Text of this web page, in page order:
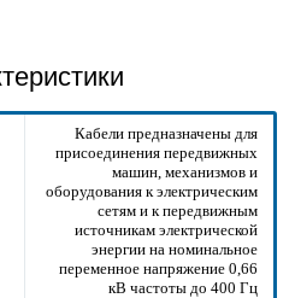
Кабели предназначены для
присоединения передвижных
машин, механизмов и
оборудования к электрическим
сетям и к передвижным
источникам электрической
энергии на номинальное
переменное напряжение 0,66
кВ частоты до 400 Гц